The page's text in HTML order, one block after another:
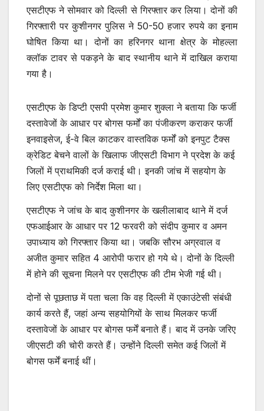
एसटीएफ ने सोमवार को दिल्ली से गिरफ्तार कर लिया। दोनों की
गिरफ्तारी पर कुशीनगर पुलिस ने 50-50 हजार रुपये का इनाम
घोषित किया था। दोनों का हरिनगर थाना क्षेत्र के मोहल्ला
क्लॉक टावर से पकड़ने के बाद स्थानीय थाने में दाखिल कराया
गया है।
एसटीएफ के डिप्टी एसपी प्रमेश कुमार शुक्ला ने बताया कि फर्जी
दस्तावेजों के आधार पर बोगस फर्मों का पंजीकरण कराकर फर्जी
इनवाइसेज, ई-वे बिल काटकर वास्तविक फर्मों को इनपुट टैक्स
क्रेडिट बेचने वालों के खिलाफ जीएसटी विभाग ने प्रदेश के कई
जिलों में प्राथमिकी दर्ज कराई थी। इनकी जांच में सहयोग के
लिए एसटीएफ को निर्देश मिला था।
एसटीएफ ने जांच के बाद कुशीनगर के खलीलाबाद थाने में दर्ज
एफआईआर के आधार पर 12 फरवरी को संदीप कुमार व अमन
उपाध्याय को गिरफ्तार किया था। जबकि सौरभ अग्रवाल व
अजीत कुमार सहित 4 आरोपी फरार हो गये थे। दोनों के दिल्ली
में होने की सूचना मिलने पर एसटीएफ की टीम भेजी गई थी।
दोनों से पूछताछ में पता चला कि वह दिल्ली में एकाउंटेसी संबंधी
कार्य करते हैं, जहां अन्य सहयोगियों के साथ मिलकर फर्जी
दस्तावेजों के आधार पर बोगस फर्में बनाते हैं। बाद में उनके जरिए
जीएसटी की चोरी करते हैं। उन्होंने दिल्ली समेत कई जिलों में
बोगस फर्में बनाई थीं।